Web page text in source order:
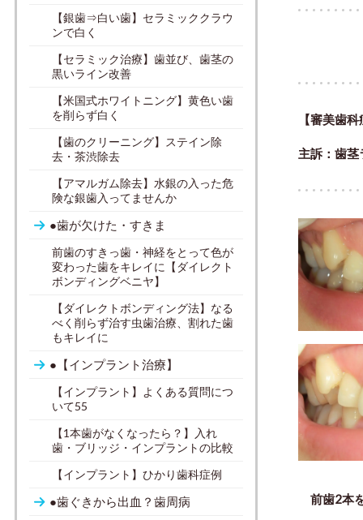
【審美歯
主訴：歯
前歯2本
【銀歯⇒白い歯】セラミッククラウ
ンで白く
【セラミック治療】歯並び、歯茎の
黒いライン改善
【米国式ホワイトニング】黄色い歯
を削らず白く
【歯のクリーニング】ステイン除
去・茶渋除去
【アマルガム除去】水銀の入った危
険な銀歯入ってませんか
●歯が欠けた・すきま
前歯のすきっ歯・神経をとって色が
変わった歯をキレイに【ダイレクト
ボンディングベニヤ】
【ダイレクトボンディング法】なる
べく削らず治す虫歯治療、割れた歯
もキレイに
●【インプラント治療】
【インプラント】よくある質問につ
いて55
【1本歯がなくなったら？】入れ
歯・ブリッジ・インプラントの比較
【インプラント】ひかり歯科症例
●歯ぐきから出血？歯周病